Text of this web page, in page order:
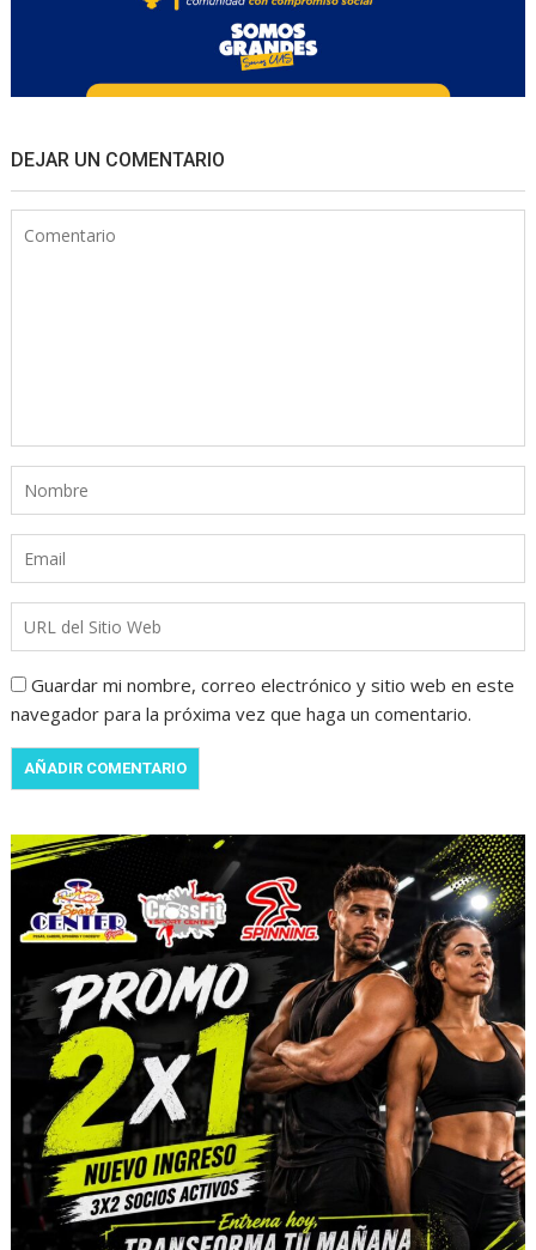
DEJAR UN COMENTARIO
Guardar mi nombre, correo electrónico y sitio web en este
navegador para la próxima vez que haga un comentario.